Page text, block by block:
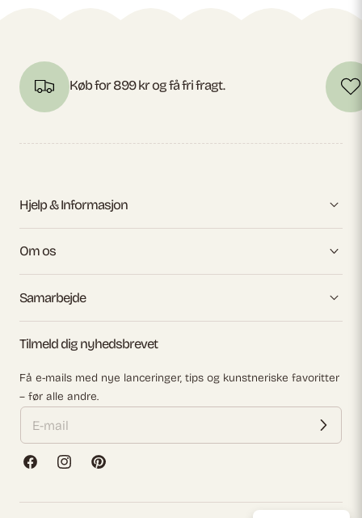
Køb for 899 kr og få fri fragt.
Hjelp & Informasjon
Om os
Samarbejde
Tilmeld dig nyhedsbrevet
Få e-mails med nye lanceringer, tips og kunstneriske favoritter
– før alle andre.
FacebookInstagramPinterest